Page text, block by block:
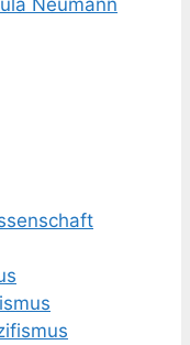
Neumann